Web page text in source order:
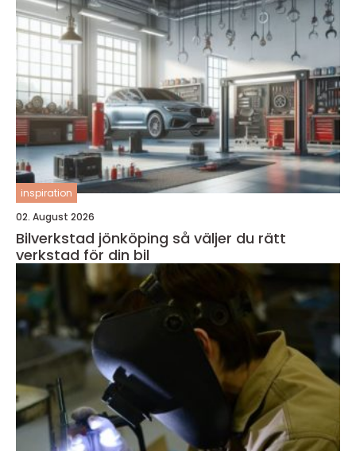
inspiration
02. August 2026
Bilverkstad jönköping så väljer du rätt
verkstad för din bil